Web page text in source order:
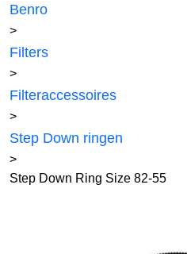
Benro
>
Filters
>
Filteraccessoires
>
Step Down ringen
>
Step Down Ring Size 82-55